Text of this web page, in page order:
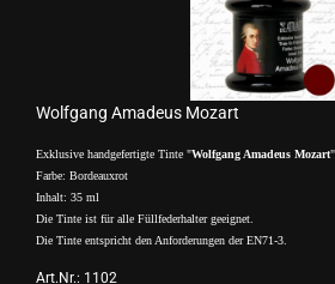
Wolfgang Amadeus Mozart
Exklusive handgefertigte Tinte "Wolfgang Amadeus Mozart"
Farbe: Bordeauxrot
Inhalt: 35 ml
Die Tinte ist für alle Füllfederhalter geeignet.
Die Tinte entspricht den Anforderungen der EN71-3.
Art.Nr.: 1102